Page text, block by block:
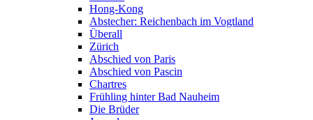
Hong-Kong
Abstecher: Reichenbach im Vogtland
Überall
Zürich
Abschied von Paris
Abschied von Pascin
Chartres
Frühling hinter Bad Nauheim
Die Brüder